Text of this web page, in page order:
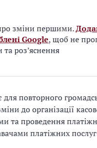
зміни першими.
Google, щоб не
роз’яснення
повторного
до організації
та проведення
платіжних